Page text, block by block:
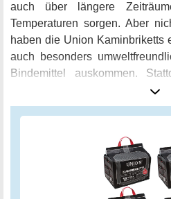
auch über längere
Temperaturen sorgen. Aber
haben die Union Kaminbriketts
auch besonders
Bindemittel auskommen.
ausgetrockneter,
Ergebnis sind hochwertige
Union Kaminbriketts
Packs und wurden aus
Als Kunde können Sie auf eine
hochwertige Kohle